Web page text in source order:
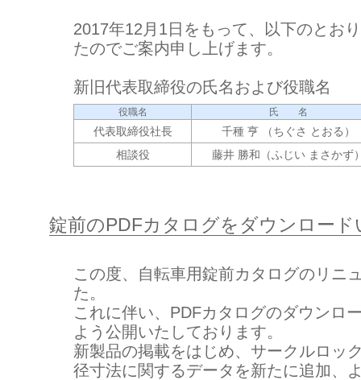
2017年12月1日をもって、以下のとお
たのでご案内申し上げます。
新旧代表取締役の氏名および役職名
役職名 氏 名
代表取締役社長
千種 亨 （ちぐさ とおる）
相談役
藤井 勝和（ふじい まさかず
錠前のPDFカタログをダウンロー
この度、自転車用錠前カタログのリニ
た。
これに伴い、PDFカタログのダウンロ
よう公開いたしております。
新製品の掲載をはじめ、サークルロッ
径寸法に関するデータを新たに追加、